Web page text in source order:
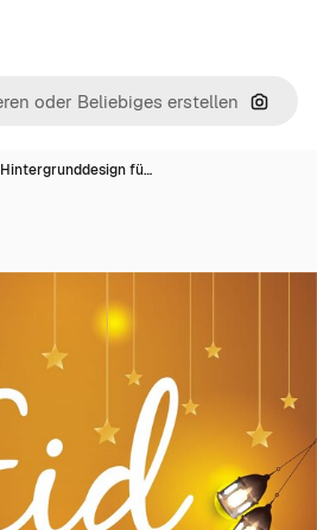
Nach
Hintergrunddesign fü…